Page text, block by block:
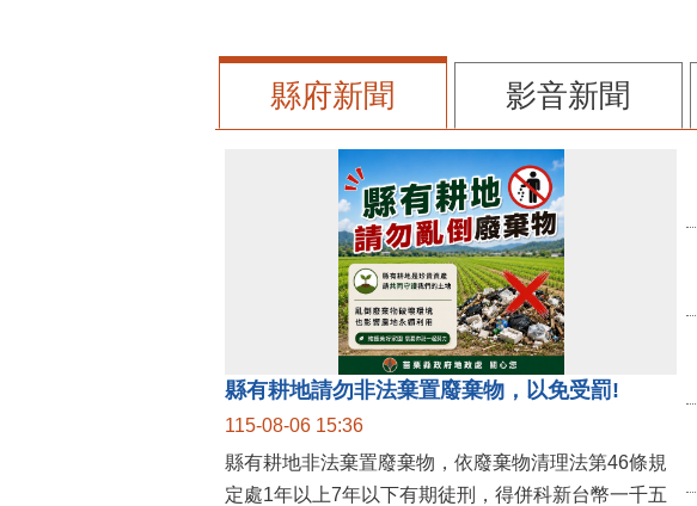
縣府新聞 影音新聞
縣有耕地請勿非法棄置廢棄物，以免受罰!
115-08-06 15:36
縣有耕地非法棄置廢棄物，依廢棄物清理法第46條規
定處1年以上7年以下有期徒刑，得併科新台幣一千五